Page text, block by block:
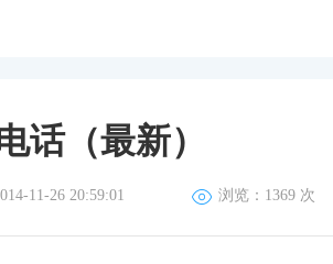
话（最新）
11-26 20:59:01 浏览： 1369 次